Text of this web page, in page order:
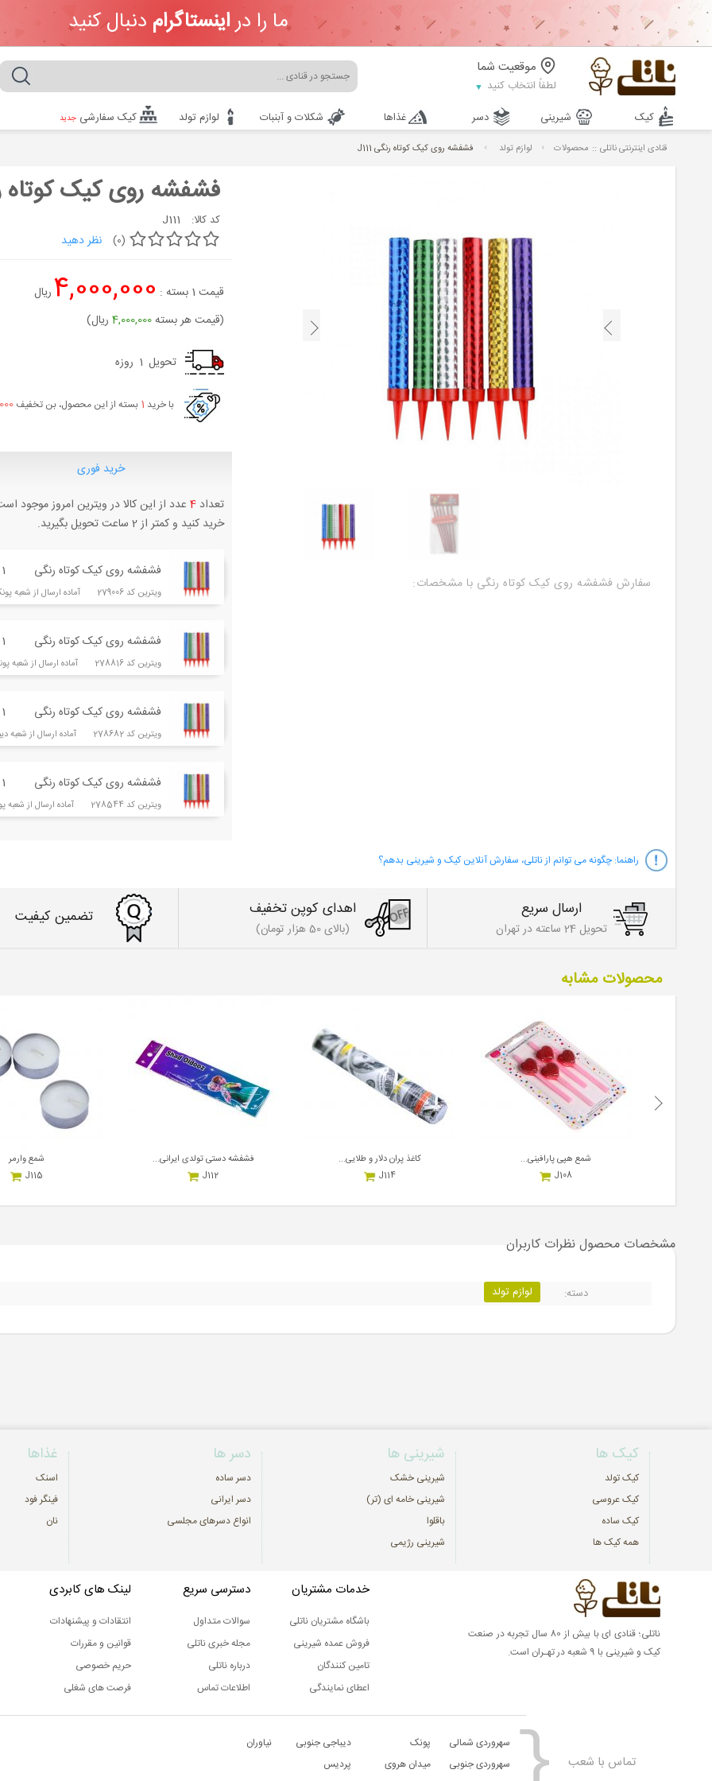
ما را دراینستاگرام دنبال کنید
موقعیت شما
لطفاً انتخاب کنید
کیک شیرینی دسر غذاها شکلات و آبنبات لوازم تولد کیک سفارشیجدید
قنادی اینترنتی ناتلی :: محصولات لوازم تولد فشفشه روی کیک کوتاه رنگی J111
سفارش فشفشه روی کیک کوتاه رنگی با مشخصات:
فشفشه روی کیک کوتاه
کد کالا: J111
(0) نظر دهید
قیمت 1 بسته : 4,000,000ریال
(قیمت هر بسته4,000,000 ریال)
تحویل 1 روزه
با خرید 1 بسته از این محصول، بن تخفیف
خرید فوری
تعداد4 عدد از این کالا در ویترین امروز موجود
خرید کنید و کمتر از 2 ساعت تحویل بگیرید.
فشفشه روی کیک کوتاه رنگی 1
ویترین کد 279006 آماده ارسال از شعبه پونک
فشفشه روی کیک کوتاه رنگی 1
ویترین کد 278816 آماده ارسال از شعبه پونک
فشفشه روی کیک کوتاه رنگی 1
ویترین کد 278682 آماده ارسال از شعبه دیباجی
فشفشه روی کیک کوتاه رنگی 1
ویترین کد 278544 آماده ارسال از شعبه پونک
راهنما:چگونه می توانم از ناتلی، سفارش آنلاین کیک و شیرینی بدهم؟
ارسال سریع
تحویل 24 ساعته در تهران
اهدای کوپن تخفیف
(بالای 50 هزار تومان)
تضمین کیفیت
محصولات مشابه
شمع هپی پارافینی...
J108
کاغذ پران دلار و طلایی...
J114
فشفشه دستی تولدی ایرانی...
J112
شمع وارمر
J115
مشخصات محصول نظرات کاربران
دسته: لوازم تولد
کیک ها
کیک تولد
کیک عروسی
کیک ساده
همه کیک ها
شیرینی ها
شیرینی خشک
شیرینی خامه ای (تر)
باقلوا
شیرینی رژیمی
دسر ها
دسر ساده
دسر ایرانی
انواع دسرهای مجلسی
غذاها
اسنک
فینگر فود
نان
ناتلی؛ قنادی ای با بیش از 80 سال تجربه در صنعت
کیک و شیرینی با 9 شعبه در تهـران است.
خدمات مشتریان
باشگاه مشتریان ناتلی
فروش عمده شیرینی
تامین کنندگان
اعطای نمایندگی
دسترسی سریع
سوالات متداول
مجله خبری ناتلی
درباره ناتلی
اطلاعات تماس
لینک های کابردی
انتقادات و پیشنهادات
قوانین و مقررات
حریم خصوصی
فرصت های شغلی
تماس با شعب
سهروردی شمالی پونک دیباجی جنوبی
نیاوران
سهروردی جنوبی
میدان هروی پردیس